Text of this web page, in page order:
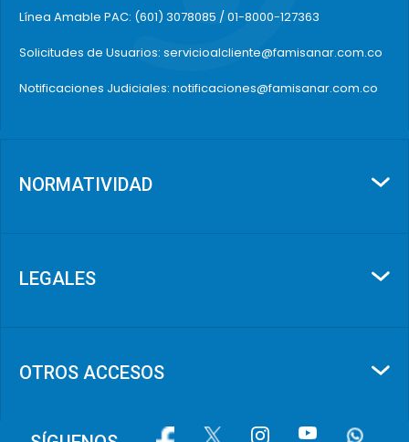
Línea Amable PAC: (601) 3078085 / 01-8000-127363
Solicitudes de Usuarios: servicioalcliente@famisanar.com.co
Notificaciones Judiciales: notificaciones@famisanar.com.co
NORMATIVIDAD
LEGALES
OTROS ACCESOS
Image Image Image Image Image